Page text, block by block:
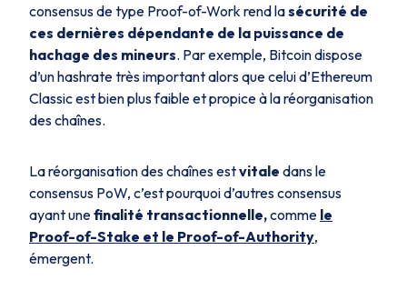
consensus de type Proof-of-Workrend lasécurité de
ces dernières dépendante de la puissance de
hachage des mineurs. Par exemple, Bitcoin dispose
d’unhashratetrès important alors que celui d’Ethereum
Classic est bien plus faible et propice à la réorganisation
des chaînes.
La réorganisation des chaînes estvitale dans le
consensus PoW, c’est pourquoi d’autres consensus
ayant unefinalité transactionnelle,comme le
Proof-of-Stake et le Proof-of-Authority,
émergent.